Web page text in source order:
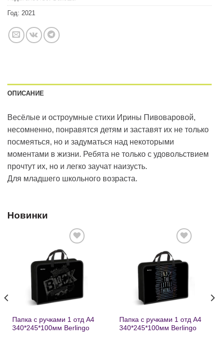
Год: 2021
ОПИСАНИЕ
Весёлые и остроумные стихи Ирины Пивоваровой,
несомненно, понравятся детям и заставят их не только
посмеяться, но и задуматься над некоторыми
моментами в жизни. Ребята не только с удовольствием
прочтут их, но и легко заучат наизусть.
Для младшего школьного возраста.
Новинки
Добавить
в список
желаний
Папка с ручками 1 отд А4
340*245*100мм Berlingo
Добавить
в список
желаний
Папка с ручками 1 отд А4
340*245*100мм Berlingo